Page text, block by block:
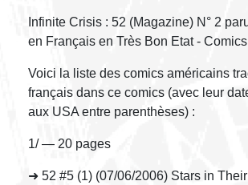
Infinite Crisis : 52 (Magazine) N° 2
en Français en Très Bon Etat -
Voici la liste des comics américains
français dans ce comics (avec leur
aux USA entre parenthèses) :
1/ — 20 pages
➜ 52 #5 (1) (07/06/2006) Stars in